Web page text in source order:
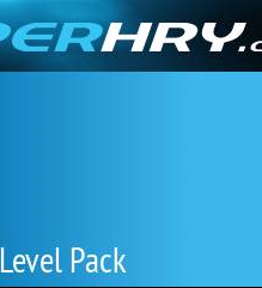
Pack